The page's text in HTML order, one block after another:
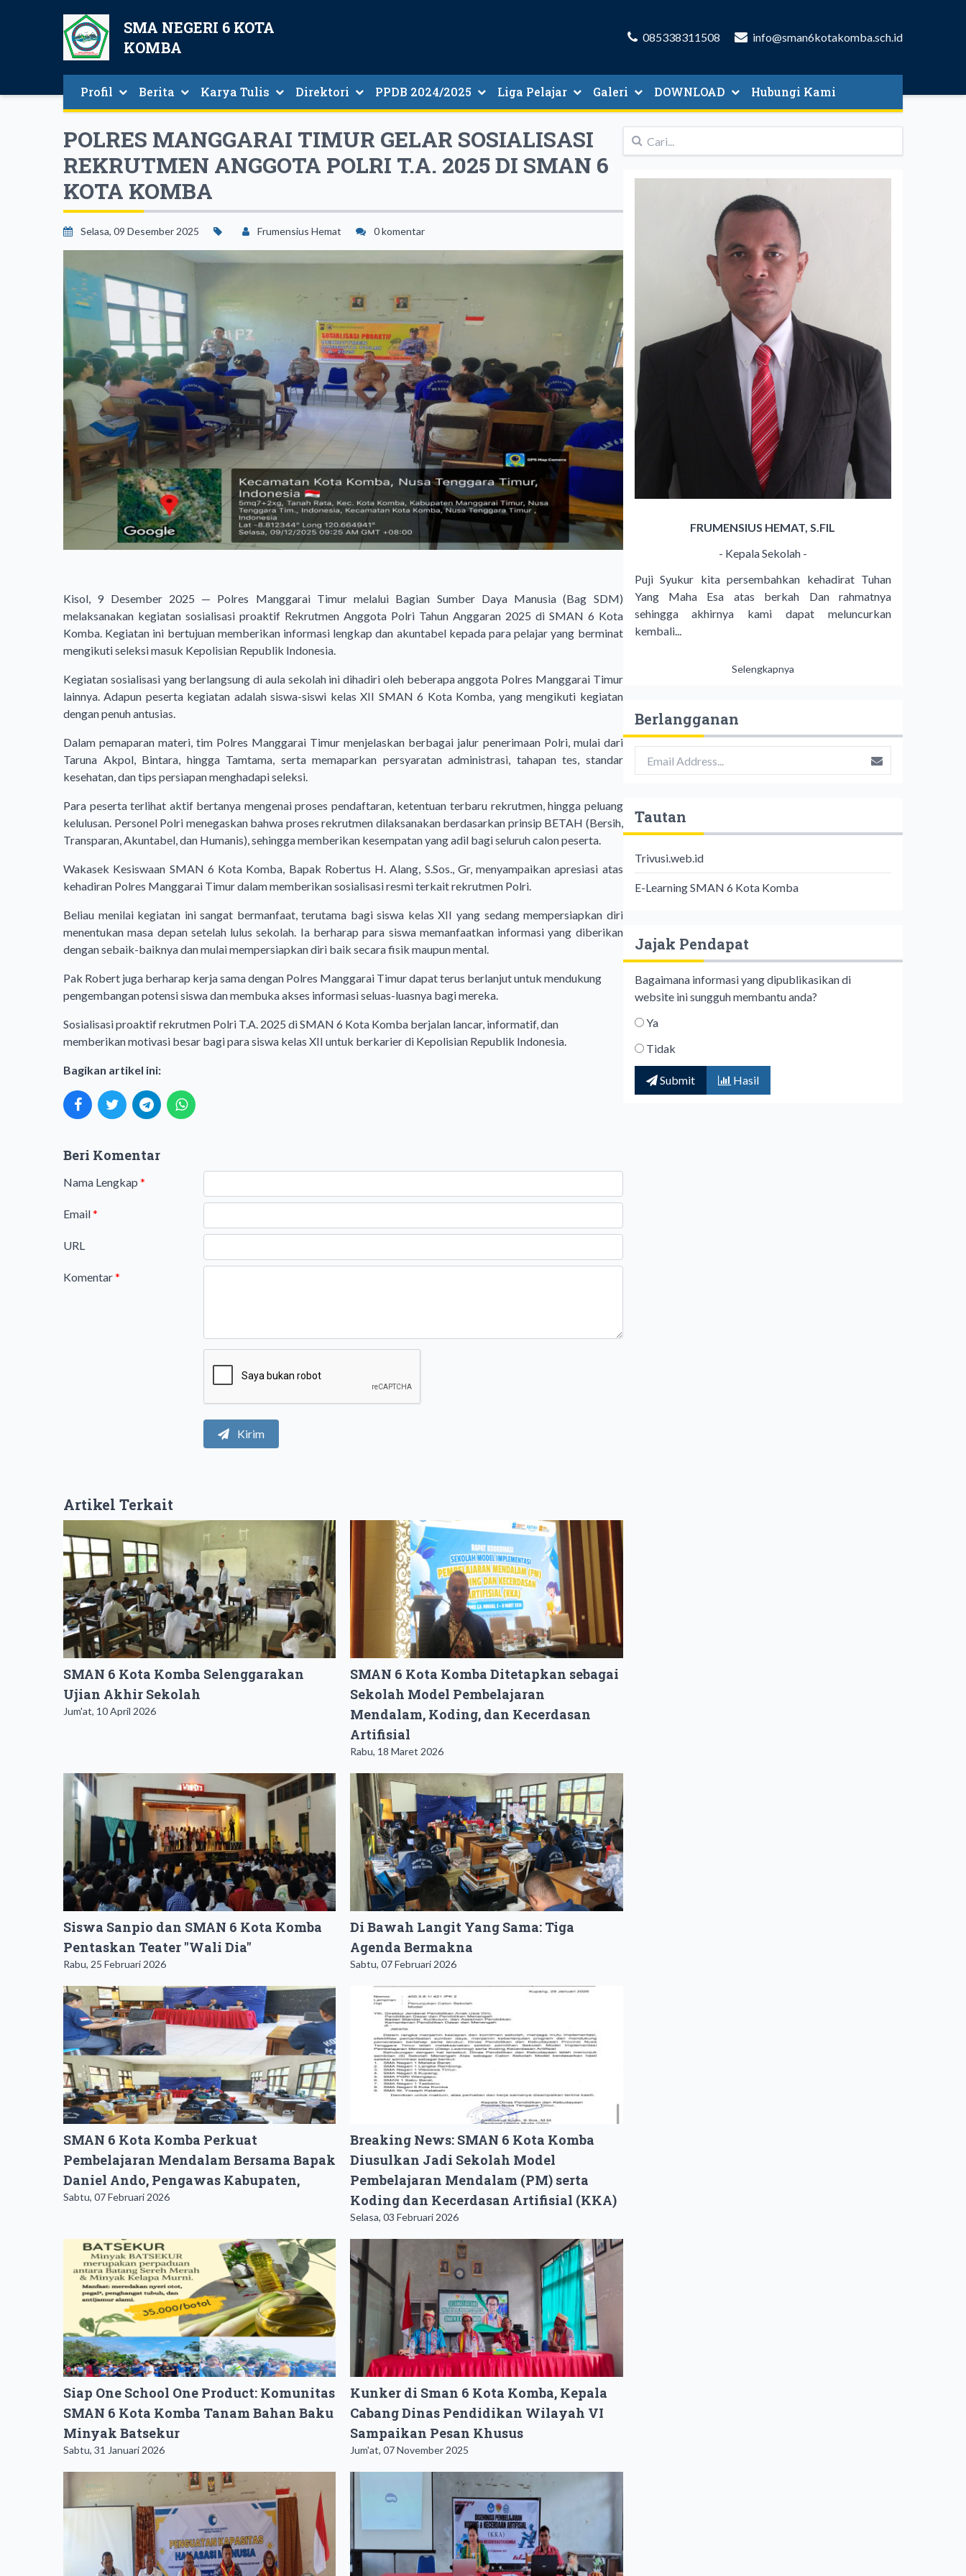
SMA NEGERI 6 KOTA
KOMBA
085338311508 info@sman6kotakomba.sch.id
Profil Berita Karya Tulis Direktori PPDB 2024/2025 Liga Pelajar Galeri DOWNLOAD Hubungi Kami
POLRES MANGGARAI TIMUR GELAR SOSIALISASI
REKRUTMEN ANGGOTA POLRI T.A. 2025 DI SMAN 6
KOTA KOMBA
Selasa, 09 Desember 2025 Frumensius Hemat 0 komentar
Kisol, 9 Desember 2025 — Polres Manggarai Timur melalui Bagian Sumber Daya Manusia (Bag SDM)
melaksanakan kegiatan sosialisasi proaktif Rekrutmen Anggota Polri Tahun Anggaran 2025 di SMAN 6 Kota
Komba. Kegiatan ini bertujuan memberikan informasi lengkap dan akuntabel kepada para pelajar yang berminat
mengikuti seleksi masuk Kepolisian Republik Indonesia.
Kegiatan sosialisasi yang berlangsung di aula sekolah ini dihadiri oleh beberapa anggota Polres Manggarai Timur
lainnya. Adapun peserta kegiatan adalah siswa-siswi kelas XII SMAN 6 Kota Komba, yang mengikuti kegiatan
dengan penuh antusias.
Dalam pemaparan materi, tim Polres Manggarai Timur menjelaskan berbagai jalur penerimaan Polri, mulai dari
Taruna Akpol, Bintara, hingga Tamtama, serta memaparkan persyaratan administrasi, tahapan tes, standar
kesehatan, dan tips persiapan menghadapi seleksi.
Para peserta terlihat aktif bertanya mengenai proses pendaftaran, ketentuan terbaru rekrutmen, hingga peluang
kelulusan. Personel Polri menegaskan bahwa proses rekrutmen dilaksanakan berdasarkan prinsip BETAH (Bersih,
Transparan, Akuntabel, dan Humanis), sehingga memberikan kesempatan yang adil bagi seluruh calon peserta.
Wakasek Kesiswaan SMAN 6 Kota Komba, Bapak Robertus H. Alang, S.Sos., Gr, menyampaikan apresiasi atas
kehadiran Polres Manggarai Timur dalam memberikan sosialisasi resmi terkait rekrutmen Polri.
Beliau menilai kegiatan ini sangat bermanfaat, terutama bagi siswa kelas XII yang sedang mempersiapkan diri
menentukan masa depan setelah lulus sekolah. Ia berharap para siswa memanfaatkan informasi yang diberikan
dengan sebaik-baiknya dan mulai mempersiapkan diri baik secara fisik maupun mental.
Pak Robert juga berharap kerja sama dengan Polres Manggarai Timur dapat terus berlanjut untuk mendukung
pengembangan potensi siswa dan membuka akses informasi seluas-luasnya bagi mereka.
Sosialisasi proaktif rekrutmen Polri T.A. 2025 di SMAN 6 Kota Komba berjalan lancar, informatif, dan
memberikan motivasi besar bagi para siswa kelas XII untuk berkarier di Kepolisian Republik Indonesia.
Bagikan artikel ini:
Beri Komentar
Nama Lengkap *
Email*
URL
Komentar*
Kirim
Artikel Terkait
SMAN 6 Kota Komba Selenggarakan
Ujian Akhir Sekolah
Jum'at, 10 April 2026
SMAN 6 Kota Komba Ditetapkan sebagai
Sekolah Model Pembelajaran
Mendalam, Koding, dan Kecerdasan
Artifisial
Rabu, 18 Maret 2026
Siswa Sanpio dan SMAN 6 Kota Komba
Pentaskan Teater "Wali Dia"
Rabu, 25 Februari 2026
Di Bawah Langit Yang Sama: Tiga
Agenda Bermakna
Sabtu, 07 Februari 2026
SMAN 6 Kota Komba Perkuat
Pembelajaran Mendalam Bersama Bapak
Daniel Ando, Pengawas Kabupaten,
Sabtu, 07 Februari 2026
Breaking News: SMAN 6 Kota Komba
Diusulkan Jadi Sekolah Model
Pembelajaran Mendalam (PM) serta
Koding dan Kecerdasan Artifisial (KKA) ‎
Selasa, 03 Februari 2026
Siap One School One Product: Komunitas
SMAN 6 Kota Komba Tanam Bahan Baku
Minyak Batsekur
Sabtu, 31 Januari 2026
Kunker di Sman 6 Kota Komba, Kepala
Cabang Dinas Pendidikan Wilayah VI
Sampaikan Pesan Khusus
Jum'at, 07 November 2025
FRUMENSIUS HEMAT, S.FIL
- Kepala Sekolah -
Puji Syukur kita persembahkan kehadirat Tuhan
Yang Maha Esa atas berkah Dan rahmatnya
sehingga akhirnya kami dapat meluncurkan
kembali...
Selengkapnya
Berlangganan
Tautan
Trivusi.web.id
E-Learning SMAN 6 Kota Komba
Jajak Pendapat
Bagaimana informasi yang dipublikasikan di
website ini sungguh membantu anda?
Ya
Tidak
Submit Hasil